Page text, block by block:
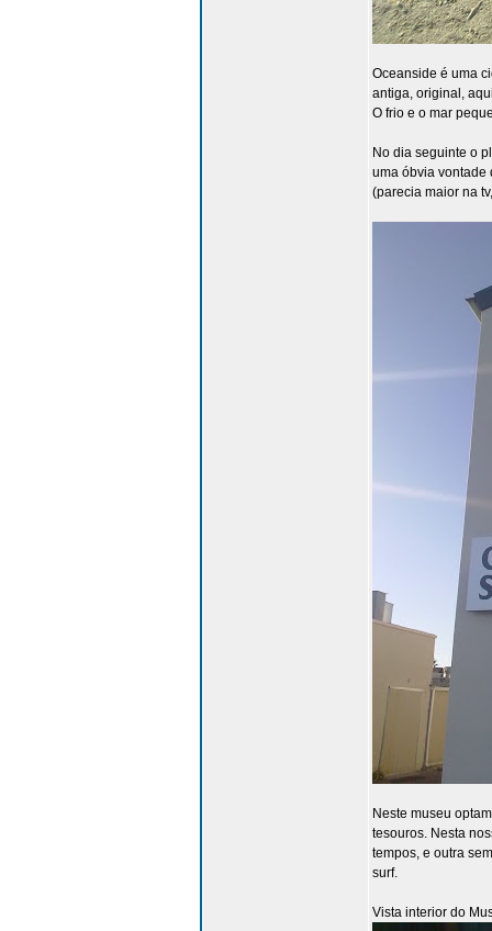
Oceanside é uma
antiga, original,
O frio e o mar
No dia seguinte o
uma óbvia vontade
(parecia maior na
Neste museu
tesouros. Nesta
tempos, e outra
surf.
Vista interior do